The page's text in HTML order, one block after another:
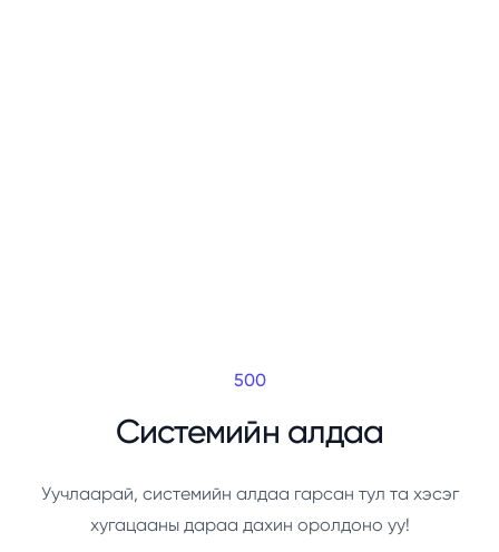
500
Системийн алдаа
Уучлаарай, системийн алдаа гарсан тул та хэсэг
хугацааны дараа дахин оролдоно уу!